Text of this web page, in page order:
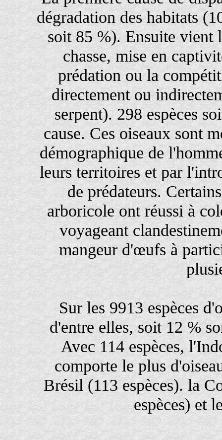
dégradation des habitats
soit 85 %). Ensuite vient
chasse, mise en
prédation ou la
directement ou
serpent). 298 espèces
cause. Ces oiseaux sont
démographique de
leurs territoires et par
de prédateurs.
arboricole ont réussi à
voyageant
mangeur d'œufs à
Sur les 9913 espèces
d'entre elles, soit 12 %
Avec 114 espèces,
comporte le plus
Brésil (113 espèces). la
espèces) et